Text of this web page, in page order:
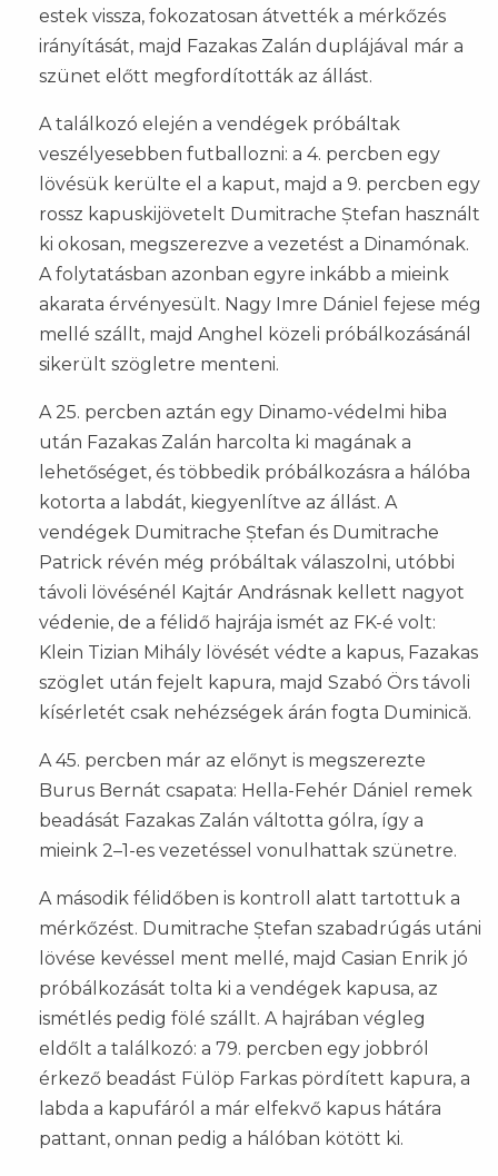
estek vissza, fokozatosan átvették a mérkőzés
irányítását, majd Fazakas Zalán duplájával már a
szünet előtt megfordították az állást.
A találkozó elején a vendégek próbáltak
veszélyesebben futballozni: a 4. percben egy
lövésük kerülte el a kaput, majd a 9. percben egy
rossz kapuskijövetelt Dumitrache Ștefan használt
ki okosan, megszerezve a vezetést a Dinamónak.
A folytatásban azonban egyre inkább a mieink
akarata érvényesült. Nagy Imre Dániel fejese még
mellé szállt, majd Anghel közeli próbálkozásánál
sikerült szögletre menteni.
A 25. percben aztán egy Dinamo-védelmi hiba
után Fazakas Zalán harcolta ki magának a
lehetőséget, és többedik próbálkozásra a hálóba
kotorta a labdát, kiegyenlítve az állást. A
vendégek Dumitrache Ștefan és Dumitrache
Patrick révén még próbáltak válaszolni, utóbbi
távoli lövésénél Kajtár Andrásnak kellett nagyot
védenie, de a félidő hajrája ismét az FK-é volt:
Klein Tizian Mihály lövését védte a kapus, Fazakas
szöglet után fejelt kapura, majd Szabó Örs távoli
kísérletét csak nehézségek árán fogta Duminică.
A 45. percben már az előnyt is megszerezte
Burus Bernát csapata: Hella-Fehér Dániel remek
beadását Fazakas Zalán váltotta gólra, így a
mieink 2–1-es vezetéssel vonulhattak szünetre.
A második félidőben is kontroll alatt tartottuk a
mérkőzést. Dumitrache Ștefan szabadrúgás utáni
lövése kevéssel ment mellé, majd Casian Enrik jó
próbálkozását tolta ki a vendégek kapusa, az
ismétlés pedig fölé szállt. A hajrában végleg
eldőlt a találkozó: a 79. percben egy jobbról
érkező beadást Fülöp Farkas pördített kapura, a
labda a kapufáról a már elfekvő kapus hátára
pattant, onnan pedig a hálóban kötött ki.